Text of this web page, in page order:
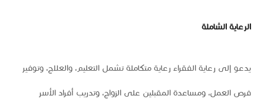
الرعاية الشاملة
يدعو إلى رعاية الفقراء رعاية متكاملة تشمل التعليم، والعلاج، وتوفير
فرص العمل، ومساعدة المقبلين على الزواج، وتدريب أفراد الأسر